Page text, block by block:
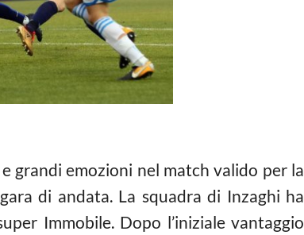
grandi emozioni nel match valido per la
di andata. La squadra di Inzaghi ha
Immobile. Dopo l’iniziale vantaggio